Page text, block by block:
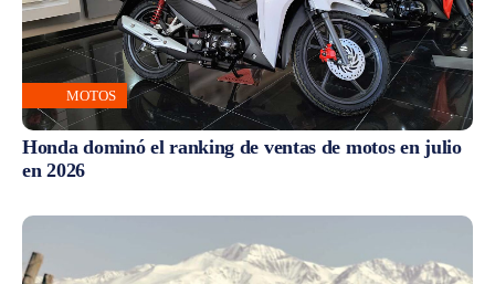
MOTOS
Honda dominó el ranking de ventas de motos en julio
en 2026